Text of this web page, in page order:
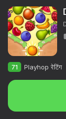
71 Playhop रेटिंग